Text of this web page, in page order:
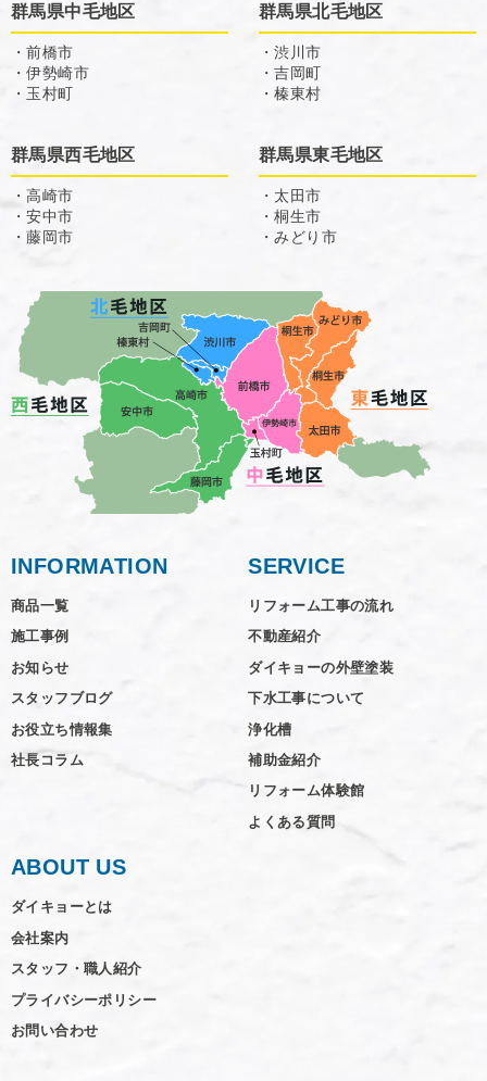
群馬県中毛地区
・前橋市
・伊勢崎市
・玉村町
群馬県北毛地区
・渋川市
・吉岡町
・榛東村
群馬県西毛地区
・高崎市
・安中市
・藤岡市
群馬県東毛地区
・太田市
・桐生市
・みどり市
INFORMATION
商品一覧
施工事例
お知らせ
スタッフブログ
お役立ち情報集
社長コラム
SERVICE
リフォーム工事の流れ
不動産紹介
ダイキョーの外壁塗装
下水工事について
浄化槽
補助金紹介
リフォーム体験館
よくある質問
ABOUT US
ダイキョーとは
会社案内
スタッフ・職人紹介
プライバシーポリシー
お問い合わせ